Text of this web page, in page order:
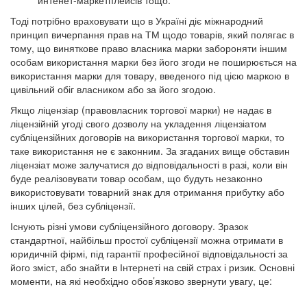
Тоді потрібно враховувати що в Україні діє міжнародний
принцип вичерпання прав на ТМ щодо товарів, який полягає в
тому, що виняткове право власника марки забороняти іншим
особам використання марки без його згоди не поширюється на
використання марки для товару, введеного під цією маркою в
цивільний обіг власником або за його згодою.
Якщо ліцензіар (правовласник торгової марки) не надає в
ліцензійній угоді свого дозволу на укладення ліцензіатом
субліцензійних договорів на використання торгової марки, то
таке використання не є законним. За згаданих вище обставин
ліцензіат може залучатися до відповідальності в разі, коли він
буде реалізовувати товар особам, що будуть незаконно
використовувати товарний знак для отримання прибутку або
інших цілей, без субліцензії.
Існують різні умови субліцензійного договору. Зразок
стандартної, найбільш простої субліцензії можна отримати в
юридичній фірмі, під гарантії професійної відповідальності за
його зміст, або знайти в Інтернеті на свій страх і ризик. Основні
моменти, на які необхідно обов’язково звернути увагу, це: